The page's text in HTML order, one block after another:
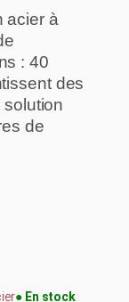
acier à
: 40
des
de
● En stock